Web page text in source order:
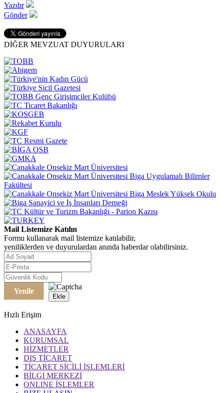
Yazdır
Gönder
DİĞER MEVZUAT DUYURULARI
Mail Listemize Katılın
Formu kullanarak mail listemize katılabilir,
yeniliklerden ve duyurulardan anında haberdar olabilirsiniz.
Yenile
Ekle
Hızlı Erişim
ANASAYFA
KURUMSAL
HİZMETLER
DIŞ TİCARET
TİCARET SİCİLİ İŞLEMLERİ
BİLGİ MERKEZİ
ONLINE İŞLEMLER